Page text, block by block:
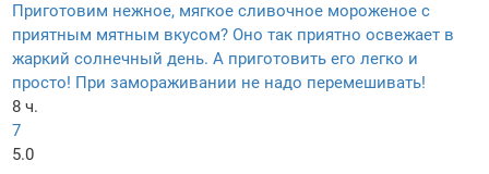
Приготовим нежное, мягкое сливочное мороженое с
приятным мятным вкусом? Оно так приятно освежает в
жаркий солнечный день. А приготовить его легко и
просто! При замораживании не надо перемешивать!
8 ч.
7
5.0